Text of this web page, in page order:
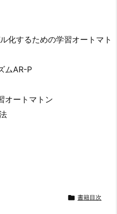
化するための学習オートマト
ムAR-P
オートマトン
 書籍目次